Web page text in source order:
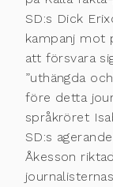
SD:s Dick
kampanj mot
att försvara
”uthängda
före detta
språkröret
SD:s
Åkesson